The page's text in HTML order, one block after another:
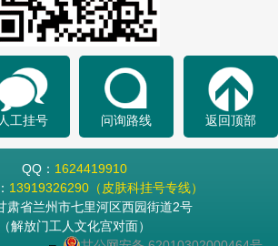
人工挂号 问询路线 返回顶部
QQ： 1624419910
13919326290（皮肤科挂号专线）
肃省兰州市七里河区西园街道2号
（解放门工人文化宫对面）